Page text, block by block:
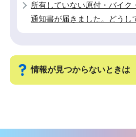
所有していない原付・バイク
通知書が届きました。どうし
情報が見つからないときは
ナ